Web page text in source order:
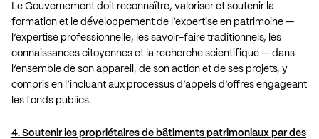
Le Gouvernement doit reconnaître, valoriser et soutenir la
formation et le développement de l’expertise en patrimoine —
l’expertise professionnelle, les savoir-faire traditionnels, les
connaissances citoyennes et la recherche scientifique — dans
l’ensemble de son appareil, de son action et de ses projets, y
compris en l’incluant aux processus d’appels d’offres engageant
les fonds publics.
4. Soutenir les propriétaires de bâtiments patrimoniaux par des